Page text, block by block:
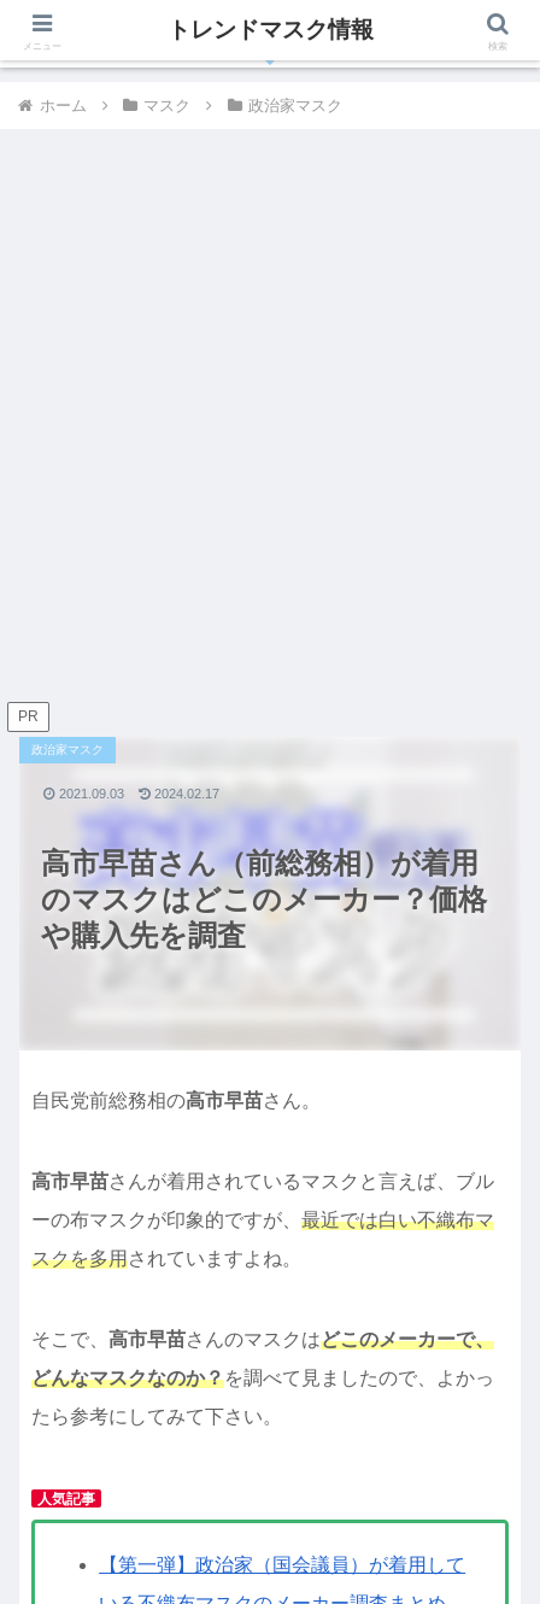
有名人、芸能人が着用しているトレンドマスク最新情報
ホーム マスク 政治家マスク
PR
高市早苗さん（前総務相）が着用
のマスクはどこのメーカー？価格
や購入先を調査
政治家マスク
2021.09.03 2024.02.17
自民党前総務相の高市早苗さん。
高市早苗さんが着用されているマスクと言えば、ブル
ーの布マスクが印象的ですが、 最近では白い不織布マ
スクを多用されていますよね。
そこで、 高市早苗さんのマスクはどこのメーカーで、
どんなマスクなのか？を調べて見ましたので、よかっ
たら参考にしてみて下さい。
人気記事
【第一弾】政治家（国会議員）が着用して
メニュー
トレンドマスク情報
検索